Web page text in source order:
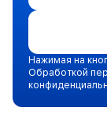
Нажимая на
Обработкой